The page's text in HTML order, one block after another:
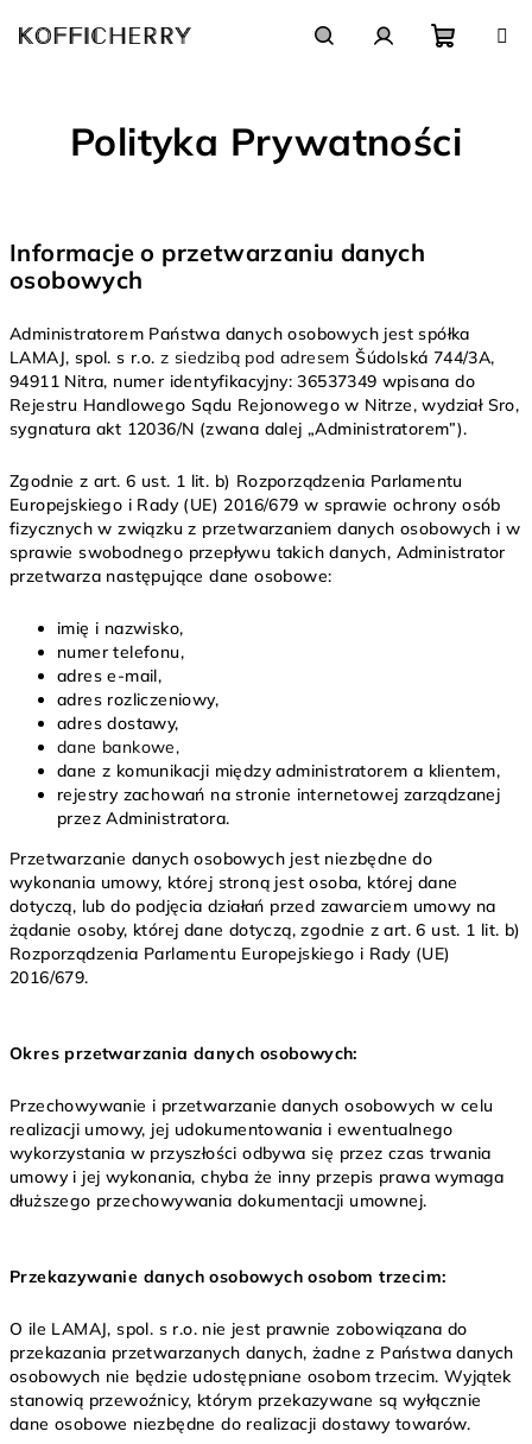
się
Polityka Prywatności
Informacje o przetwarzaniu danych
osobowych
Administratorem Państwa danych osobowych jest spółka
LAMAJ, spol. s r.o. z siedzibą pod adresem Šúdolská 744/3A,
94911 Nitra, numer identyfikacyjny: 36537349 wpisana do
Rejestru Handlowego Sądu Rejonowego w Nitrze, wydział Sro,
sygnatura akt 12036/N (zwana dalej „Administratorem”).
Zgodnie z art. 6 ust. 1 lit. b) Rozporządzenia Parlamentu
Europejskiego i Rady (UE) 2016/679 w sprawie ochrony osób
fizycznych w związku z przetwarzaniem danych osobowych i w
sprawie swobodnego przepływu takich danych, Administrator
przetwarza następujące dane osobowe:
imię i nazwisko,
numer telefonu,
adres e-mail,
adres rozliczeniowy,
adres dostawy,
dane bankowe,
dane z komunikacji między administratorem a klientem,
rejestry zachowań na stronie internetowej zarządzanej
przez Administratora.
Przetwarzanie danych osobowych jest niezbędne do
wykonania umowy, której stroną jest osoba, której dane
dotyczą, lub do podjęcia działań przed zawarciem umowy na
żądanie osoby, której dane dotyczą, zgodnie z art. 6 ust. 1 lit. b)
Rozporządzenia Parlamentu Europejskiego i Rady (UE)
2016/679.
Okres przetwarzania danych osobowych:
Przechowywanie i przetwarzanie danych osobowych w celu
realizacji umowy, jej udokumentowania i ewentualnego
wykorzystania w przyszłości odbywa się przez czas trwania
umowy i jej wykonania, chyba że inny przepis prawa wymaga
dłuższego przechowywania dokumentacji umownej.
Przekazywanie danych osobowych osobom trzecim:
O ile LAMAJ, spol. s r.o. nie jest prawnie zobowiązana do
przekazania przetwarzanych danych, żadne z Państwa danych
osobowych nie będzie udostępniane osobom trzecim. Wyjątek
stanowią przewoźnicy, którym przekazywane są wyłącznie
dane osobowe niezbędne do realizacji dostawy towarów.